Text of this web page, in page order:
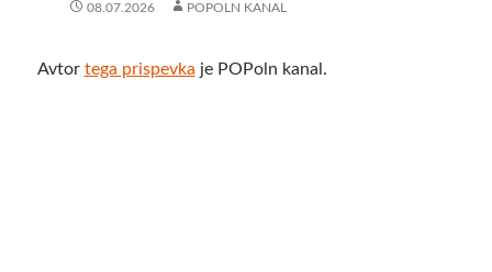
08.07.2026 POPOLN KANAL
Avtor tega prispevka je POPoln kanal.